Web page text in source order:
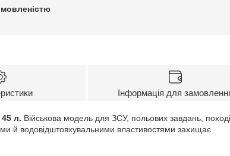
Інформація для
л. Військова модель для ЗСУ, польових завдань,
й водовідштовхувальними властивостями захищає